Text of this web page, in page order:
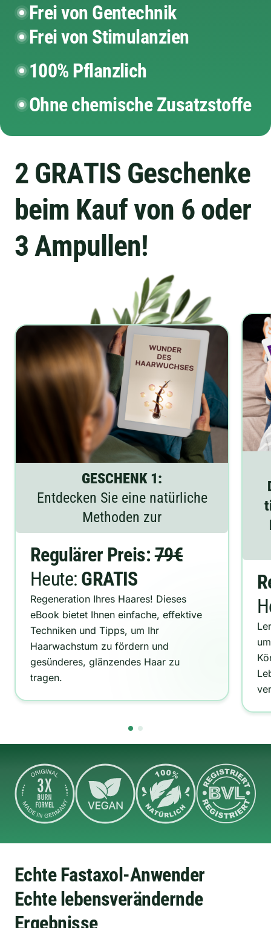
Frei von Gentechnik
Frei von Stimulanzien
100% Pflanzlich
Ohne chemische Zusatzstoffe
2 GRATIS Geschenke
beim Kauf von 6 oder
3 Ampullen!
GESCHENK 1:
Entdecken Sie eine natürliche
Methoden zur
Regulärer Preis:79€
Heute: GRATIS
Regeneration Ihres Haares! Dieses
eBook bietet Ihnen einfache, effektive
Techniken und Tipps, um Ihr
Haarwachstum zu fördern und
gesünderes, glänzendes Haar zu
tragen.
Echte Fastaxol-Anwender
Echte lebensverändernde
Ergebnisse